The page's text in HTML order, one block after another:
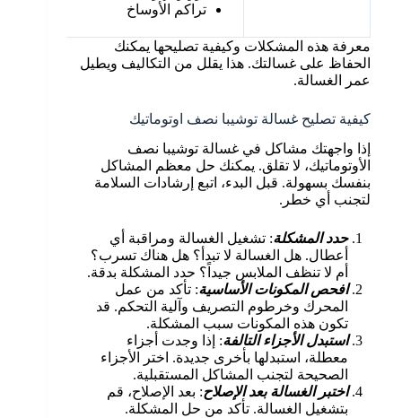
تراكم الأوساخ
معرفة هذه المشكلات وكيفية تصليحها يمكنك
الحفاظ على غسالتك. هذا يقلل من التكاليف ويطيل
عمر الغسالة.
كيفية تصليح غسالة توشيبا نصف اوتوماتيك
إذا واجهتك مشاكل في غسالة توشيبا نصف
الأوتوماتيك، لا تقلق. يمكنك حل معظم المشاكل
بنفسك بسهولة. قبل البدء، اتبع إرشادات السلامة
لتجنب أي خطر.
حدد المشكلة: تشغيل الغسالة ومراقبة أي
أعطال. هل الغسالة لا تبدأ؟ هل هناك تسرب؟
أم لا تنظف الملابس جيداً؟ حدد المشكلة بدقة.
افحص المكونات الأساسية: تأكد من عمل
المحرك وخرطوم التصريف وآلية التحكم. قد
تكون هذه المكونات سبب المشكلة.
استبدل الأجزاء التالفة: إذا وجدت أجزاء
معطلة، استبدلها بأخرى جديدة. اختر الأجزاء
الصحيحة لتجنب المشاكل المستقبلية.
اختبر الغسالة بعد الإصلاح: بعد الإصلاح، قم
بتشغيل الغسالة. تأكد من حل المشكلة.